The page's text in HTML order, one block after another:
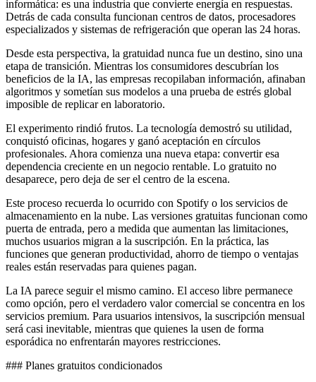
informática: es una industria que convierte energía en respuestas.
Detrás de cada consulta funcionan centros de datos, procesadores
especializados y sistemas de refrigeración que operan las 24 horas.
Desde esta perspectiva, la gratuidad nunca fue un destino, sino una
etapa de transición. Mientras los consumidores descubrían los
beneficios de la IA, las empresas recopilaban información, afinaban
algoritmos y sometían sus modelos a una prueba de estrés global
imposible de replicar en laboratorio.
El experimento rindió frutos. La tecnología demostró su utilidad,
conquistó oficinas, hogares y ganó aceptación en círculos
profesionales. Ahora comienza una nueva etapa: convertir esa
dependencia creciente en un negocio rentable. Lo gratuito no
desaparece, pero deja de ser el centro de la escena.
Este proceso recuerda lo ocurrido con Spotify o los servicios de
almacenamiento en la nube. Las versiones gratuitas funcionan como
puerta de entrada, pero a medida que aumentan las limitaciones,
muchos usuarios migran a la suscripción. En la práctica, las
funciones que generan productividad, ahorro de tiempo o ventajas
reales están reservadas para quienes pagan.
La IA parece seguir el mismo camino. El acceso libre permanece
como opción, pero el verdadero valor comercial se concentra en los
servicios premium. Para usuarios intensivos, la suscripción mensual
será casi inevitable, mientras que quienes la usen de forma
esporádica no enfrentarán mayores restricciones.
### Planes gratuitos condicionados